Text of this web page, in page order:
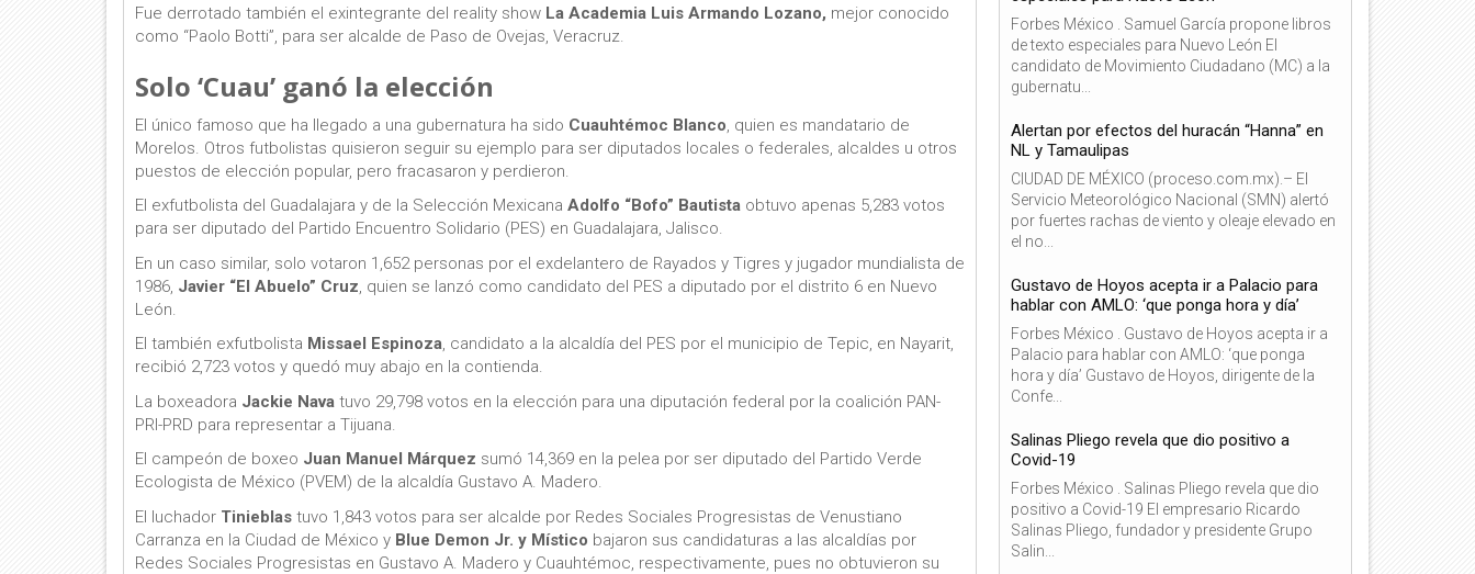
Fue derrotado también el exintegrante del reality show La Academia Luis Armando Lozano, mejor conocido
como “Paolo Botti”, para ser alcalde de Paso de Ovejas, Veracruz.
Solo ‘Cuau’ ganó la elección
El único famoso que ha llegado a una gubernatura ha sido Cuauhtémoc Blanco , quien es mandatario de
Morelos. Otros futbolistas quisieron seguir su ejemplo para ser diputados locales o federales, alcaldes u otros
puestos de elección popular, pero fracasaron y perdieron.
El exfutbolista del Guadalajara y de la Selección Mexicana Adolfo “Bofo” Bautista obtuvo apenas 5,283 votos
para ser diputado del Partido Encuentro Solidario (PES) en Guadalajara, Jalisco.
En un caso similar, solo votaron 1,652 personas por el exdelantero de Rayados y Tigres y jugador mundialista de
1986, Javier “El Abuelo” Cruz , quien se lanzó como candidato del PES a diputado por el distrito 6 en Nuevo
León.
El también exfutbolista Missael Espinoza, candidato a la alcaldía del PES por el municipio de Tepic, en Nayarit,
recibió 2,723 votos y quedó muy abajo en la contienda.
La boxeadora Jackie Nava tuvo 29,798 votos en la elección para una diputación federal por la coalición PAN-
PRI-PRD para representar a Tijuana.
El campeón de boxeo Juan Manuel Márquez sumó 14,369 en la pelea por ser diputado del Partido Verde
Ecologista de México (PVEM) de la alcaldía Gustavo A. Madero.
El luchador Tinieblas tuvo 1,843 votos para ser alcalde por Redes Sociales Progresistas de Venustiano
Carranza en la Ciudad de México y Blue Demon Jr. y Místico bajaron sus candidaturas a las alcaldías por
Redes Sociales Progresistas en Gustavo A. Madero y Cuauhtémoc, respectivamente, pues no obtuvieron su
Forbes México . Samuel García propone libros
de texto especiales para Nuevo León El
candidato de Movimiento Ciudadano (MC) a la
gubernatu...
Alertan por efectos del huracán “Hanna” en
NL y Tamaulipas
CIUDAD DE MÉXICO (proceso.com.mx).– El
Servicio Meteorológico Nacional (SMN) alertó
por fuertes rachas de viento y oleaje elevado en
el no...
Gustavo de Hoyos acepta ir a Palacio para
hablar con AMLO: ‘que ponga hora y día’
Forbes México . Gustavo de Hoyos acepta ir a
Palacio para hablar con AMLO: ‘que ponga
hora y día’ Gustavo de Hoyos, dirigente de la
Confe...
Salinas Pliego revela que dio positivo a
Covid-19
Forbes México . Salinas Pliego revela que dio
positivo a Covid-19 El empresario Ricardo
Salinas Pliego, fundador y presidente Grupo
Salin...